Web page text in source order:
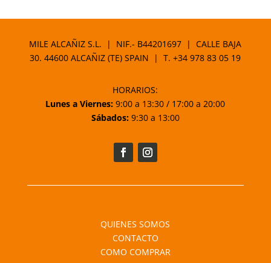
MILE ALCAÑIZ S.L. | NIF.- B44201697 | CALLE BAJA
30. 44600 ALCAÑIZ (TE) SPAIN | T.+34 978 83 05 19
HORARIOS:
Lunes a Viernes: 9:00 a 13:30 / 17:00 a 20:00
Sábados:9:30 a 13:00
QUIENES SOMOS
CONTACTO
COMO COMPRAR